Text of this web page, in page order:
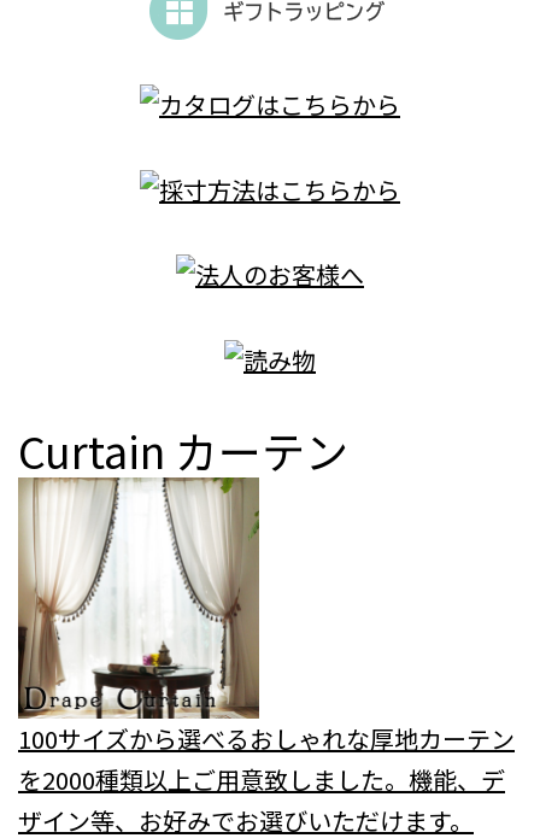
Curtain カーテン
100サイズから選べるおしゃれな厚地カーテン
を2000種類以上ご用意致しました。機能、デ
ザイン等、お好みでお選びいただけます。